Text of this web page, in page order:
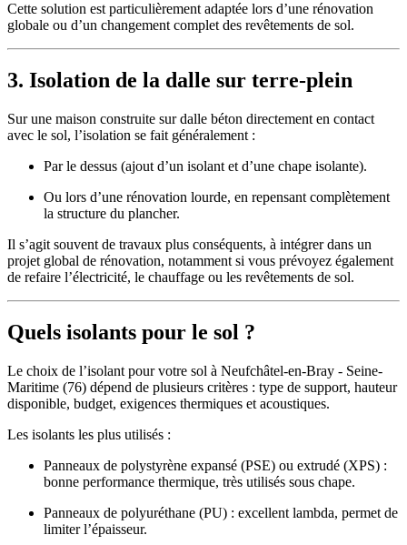
Cette solution est particulièrement adaptée lors d’une rénovation
globale ou d’un changement complet des revêtements de sol.
3. Isolation de la dalle sur terre-plein
Sur une maison construite sur dalle béton directement en contact
avec le sol, l’isolation se fait généralement :
Par le dessus (ajout d’un isolant et d’une chape isolante).
Ou lors d’une rénovation lourde, en repensant complètement
la structure du plancher.
Il s’agit souvent de travaux plus conséquents, à intégrer dans un
projet global de rénovation, notamment si vous prévoyez également
de refaire l’électricité, le chauffage ou les revêtements de sol.
Quels isolants pour le sol ?
Le choix de l’isolant pour votre sol à Neufchâtel-en-Bray - Seine-
Maritime (76) dépend de plusieurs critères : type de support, hauteur
disponible, budget, exigences thermiques et acoustiques.
Les isolants les plus utilisés :
Panneaux de polystyrène expansé (PSE) ou extrudé (XPS) :
bonne performance thermique, très utilisés sous chape.
Panneaux de polyuréthane (PU) : excellent lambda, permet de
limiter l’épaisseur.